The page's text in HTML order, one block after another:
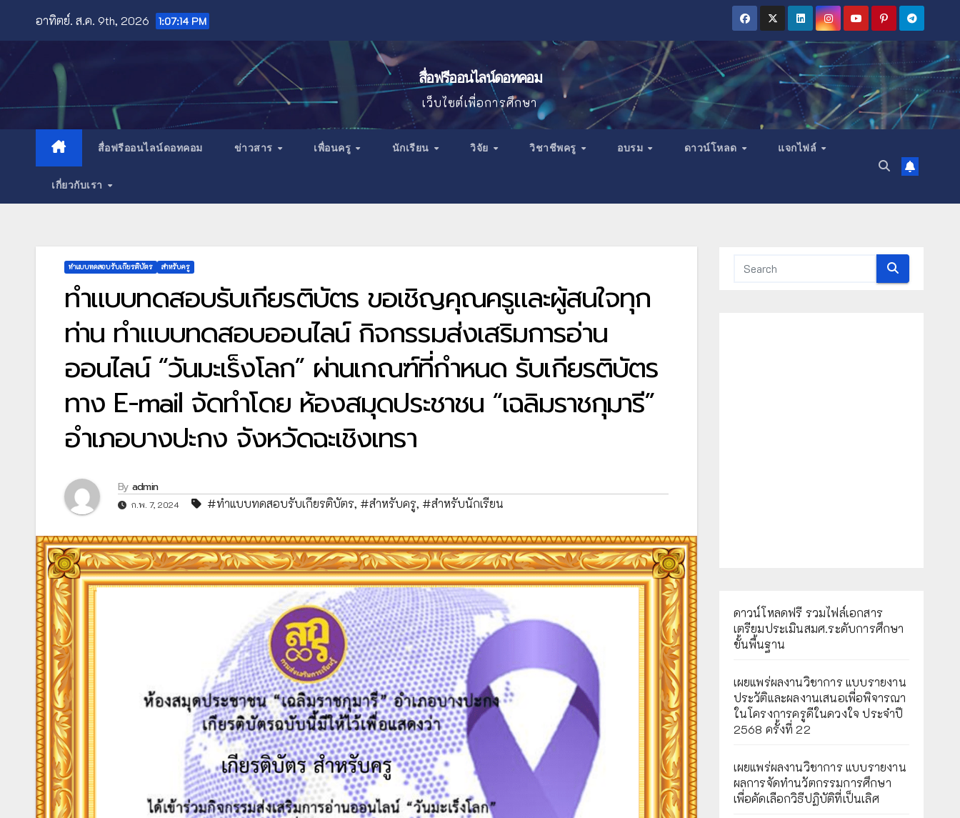
content
อาทิตย์. ส.ค. 9th, 2026 1:07:15 PM
สื่อฟรีออนไลน์ดอทคอม
เว็บไซต์เพื่อการศึกษา
สื่อฟรีออนไลน์ดอทคอม ข่าวสาร เพื่อนครู นักเรียน วิจัย วิชาชีพครู อบรม ดาวน์โหลด แจกไฟล์
เกี่ยวกับเรา
ทำแบบทดสอบรับเกียรติบัตร สำหรับครู
ทำแบบทดสอบรับเกียรติบัตร ขอเชิญคุณครูและผู้สนใจทุก
ท่าน ทำแบบทดสอบออนไลน์ กิจกรรมส่งเสริมการอ่าน
ออนไลน์ “วันมะเร็งโลก” ผ่านเกณฑ์ที่กำหนด รับเกียรติบัตร
ทาง E-mail จัดทำโดย ห้องสมุดประชาชน “เฉลิมราชกุมารี”
อำเภอบางปะกง จังหวัดฉะเชิงเทรา
By admin
ก.พ. 7, 2024 #ทำแบบทดสอบรับเกียรติบัตร, #สำหรับครู, #สำหรับนักเรียน
ดาวน์โหลดฟรี รวมไฟล์เอกสาร
เตรียมประเมินสมศ.ระดับการศึกษา
ขั้นพื้นฐาน
เผยแพร่ผลงานวิชาการ แบบรายงาน
ประวัติและผลงานเสนอเพื่อพิจารณา
ในโครงการครูดีในดวงใจ ประจำปี
2568 ครั้งที่ 22
เผยแพร่ผลงานวิชาการ แบบรายงาน
ผลการจัดทำนวัตกรรมการศึกษา
เพื่อคัดเลือกวิธีปฏิบัติที่เป็นเลิศ